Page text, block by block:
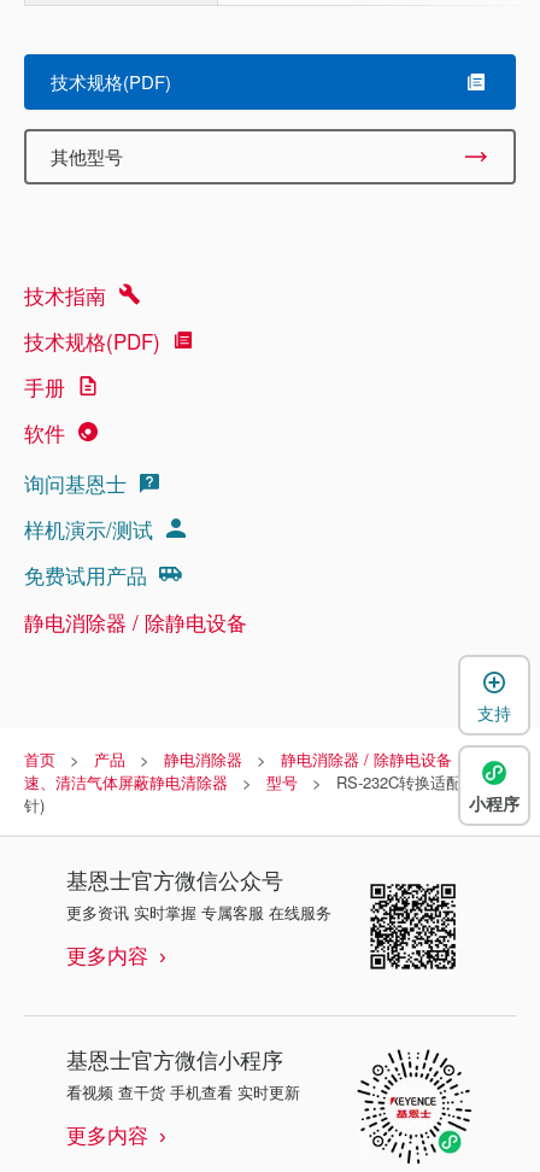
技术规格(PDF)
其他型号
技术指南
技术规格(PDF)
手册
软件
询问基恩士
样机演示/测试
免费试用产品
静电消除器 / 除静电设备
首页 产品 静电消除器 静电消除器 / 除静电设备
高
速、清洁气体屏蔽静电清除器
型号
RS-232C转换适配器(9
针)
基恩士官方微信公众号
更多资讯 实时掌握 专属客服 在线服务
更多内容
基恩士官方微信小程序
看视频 查干货 手机查看 实时更新
更多内容
支持
小程序